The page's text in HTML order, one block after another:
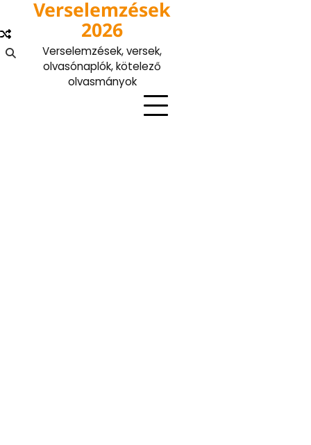
content
Verselemzések
2026
Verselemzések, versek,
olvasónaplók, kötelező
olvasmányok